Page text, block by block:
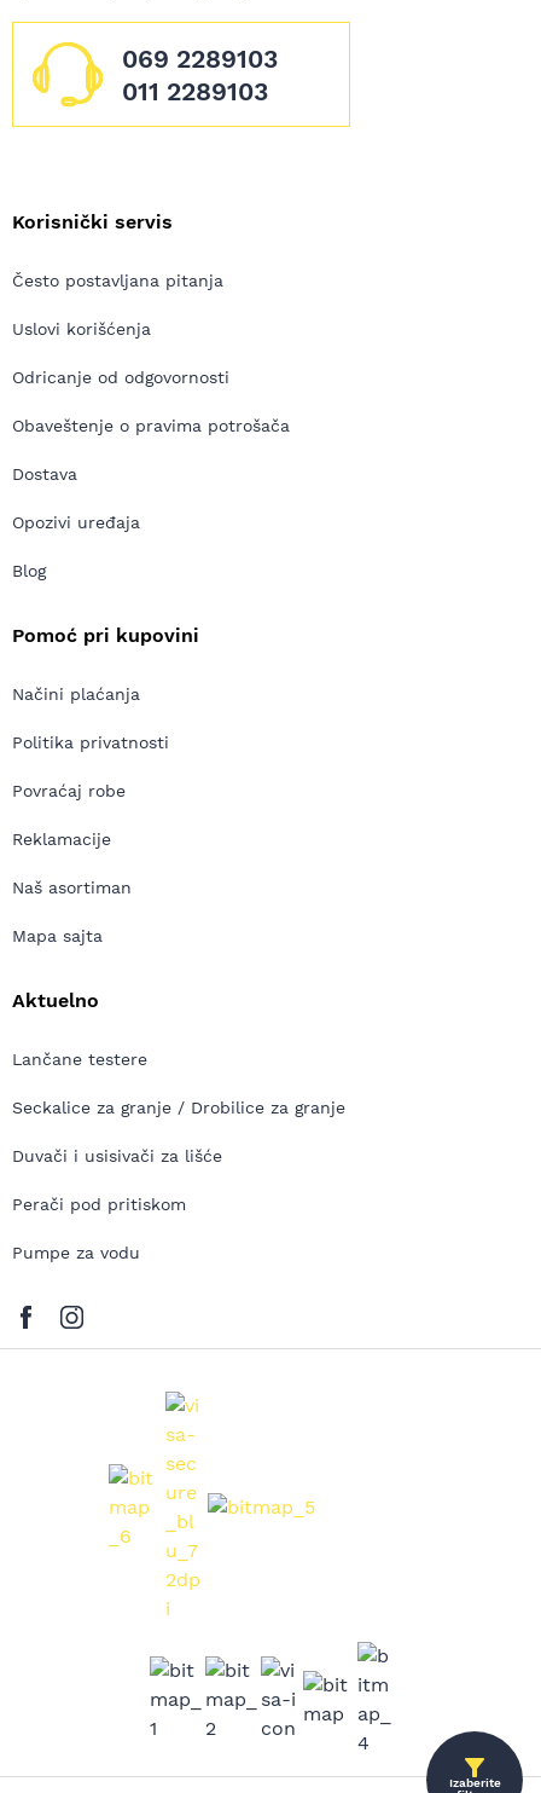
Izaberite
069 2289103
011 2289103
Korisnički servis
Često postavljana pitanja
Uslovi korišćenja
Odricanje od odgovornosti
Obaveštenje o pravima potrošača
Dostava
Opozivi uređaja
Blog
Pomoć pri kupovini
Načini plaćanja
Politika privatnosti
Povraćaj robe
Reklamacije
Naš asortiman
Mapa sajta
Aktuelno
Lančane testere
Seckalice za granje / Drobilice za granje
Duvači i usisivači za lišće
Perači pod pritiskom
Pumpe za vodu